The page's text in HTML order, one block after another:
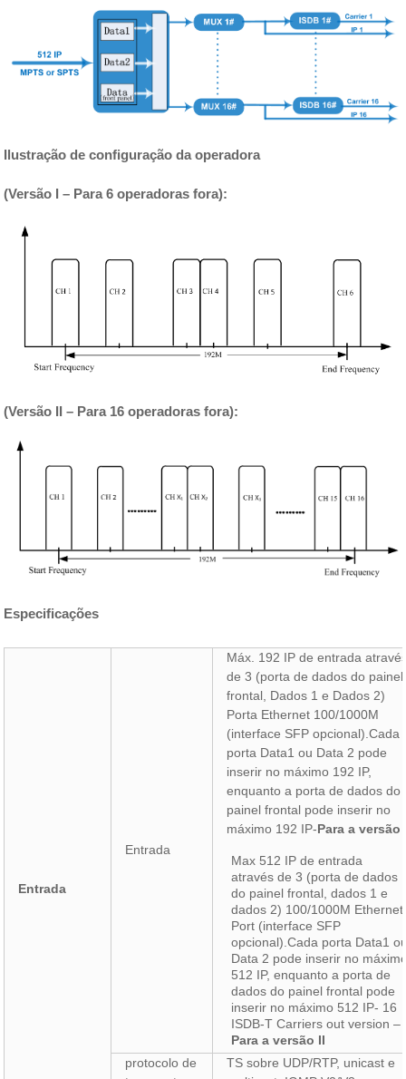
Ilustração de configuração da operadora
(Versão I – Para 6 operadoras fora):
(Versão II – Para 16 operadoras fora):
Especificações
Entrada
Entrada
Máx. 192 IP de entrada
de 3 (porta de dados do painel
frontal, Dados 1 e Dados 2)
Porta Ethernet 100/1000M
(interface SFP opcional).Cada
porta Data1 ou Data 2 pode
inserir no máximo 192 IP,
enquanto a porta de dados do
painel frontal pode inserir no
máximo 192 IP-Para a versão
Max 512 IP de entrada
através de 3 (porta de dados
do painel frontal, dados 1 e
dados 2) 100/1000M Ethernet
Port (interface SFP
opcional).Cada porta Data1
Data 2 pode inserir no
512 IP, enquanto a porta de
dados do painel frontal pode
inserir no máximo 512 IP- 16
ISDB-T Carriers out version –
Para a versão II
protocolo de
TS sobre UDP/RTP, unicast e